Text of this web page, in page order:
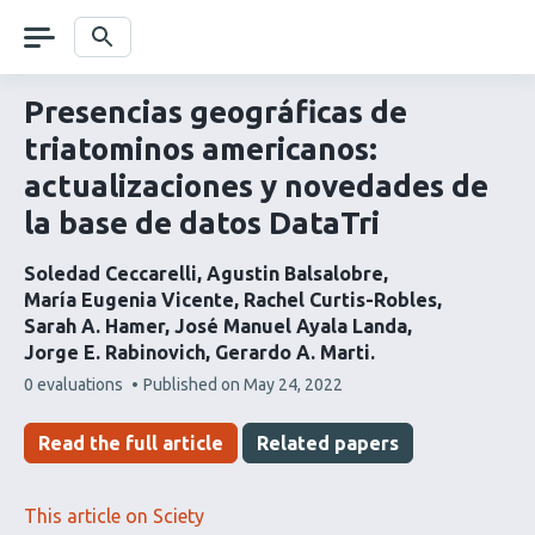
navigation Search
Presencias geográficas de
triatominos americanos:
actualizaciones y novedades de
la base de datos DataTri
Soledad Ceccarelli Agustin Balsalobre
María Eugenia Vicente Rachel Curtis-Robles
Sarah A. Hamer José Manuel Ayala Landa
Jorge E. Rabinovich Gerardo A. Marti
This
has
0 evaluations Published on May 24, 2022
Read the full article Related papers
This article on Sciety